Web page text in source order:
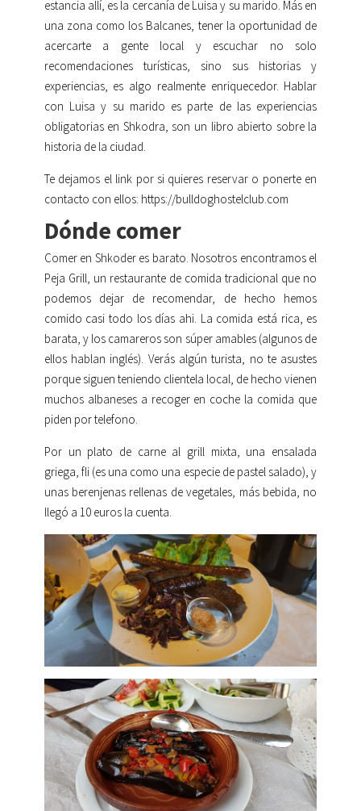
estancia allí, es la cercanía de Luisa y su marido. Más en
una zona como los Balcanes, tener la oportunidad de
acercarte a gente local y escuchar no solo
recomendaciones turísticas, sino sus historias y
experiencias, es algo realmente enriquecedor. Hablar
con Luisa y su marido es parte de las experiencias
obligatorias en Shkodra, son un libro abierto sobre la
historia de la ciudad.
Te dejamos el link por si quieres reservar o ponerte en
contacto con ellos: https://bulldoghostelclub.com
Dónde comer
Comer en Shkoder es barato. Nosotros encontramos el
Peja Grill, un restaurante de comida tradicional que no
podemos dejar de recomendar, de hecho hemos
comido casi todo los días ahi. La comida está rica, es
barata, y los camareros son súper amables (algunos de
ellos hablan inglés). Verás algún turista, no te asustes
porque siguen teniendo clientela local, de hecho vienen
muchos albaneses a recoger en coche la comida que
piden por telefono.
Por un plato de carne al grill mixta, una ensalada
griega, fli (es una como una especie de pastel salado), y
unas berenjenas rellenas de vegetales, más bebida, no
llegó a 10 euros la cuenta.